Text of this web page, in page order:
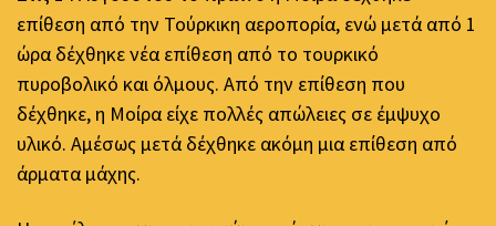
επίθεση από την Τούρκικη αεροπορία, ενώ μετά από 1
ώρα δέχθηκε νέα επίθεση από το τουρκικό
πυροβολικό και όλμους. Από την επίθεση που
δέχθηκε, η Μοίρα είχε πολλές απώλειες σε έμψυχο
υλικό. Αμέσως μετά δέχθηκε ακόμη μια επίθεση από
άρματα μάχης.